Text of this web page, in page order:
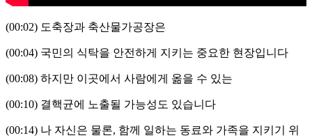
(00:02) 도축장과 축산물가공장은
(00:04) 국민의 식탁을 안전하게 지키는 중요한 현장입니다
(00:08) 하지만 이곳에서 사람에게 옮을 수 있는
(00:10) 결핵균에 노출될 가능성도 있습니다
(00:14) 나 자신은 물론, 함께 일하는 동료와 가족을 지키기 위